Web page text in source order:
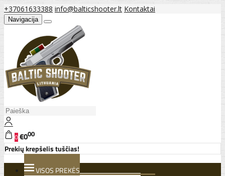
+37061633388 info@balticshooter.lt Kontaktai
Navigacija
0€000
Prekių krepšelis tuščias!
VISOS PREKĖS